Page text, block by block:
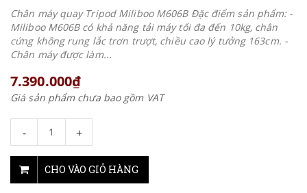
Chân máy quay Tripod Miliboo M606B Đặc điểm sản phẩm: -
Miliboo M606B có khả năng tải máy tối đa đến 10kg, chân
cứng không rung lắc trơn trượt, chiều cao lý tưởng 163cm. -
Chân máy được làm...
7.390.000₫
Giá sản phẩm chưa bao gồm VAT
- +
CHO VÀO GIỎ HÀNG